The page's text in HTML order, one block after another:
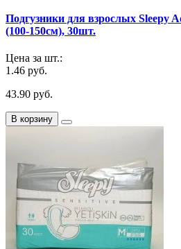
Подгузники для взрослых Sleepy
(100-150см), 30шт.
Цена за шт.:
1.46 руб.
43.90 руб.
В корзину